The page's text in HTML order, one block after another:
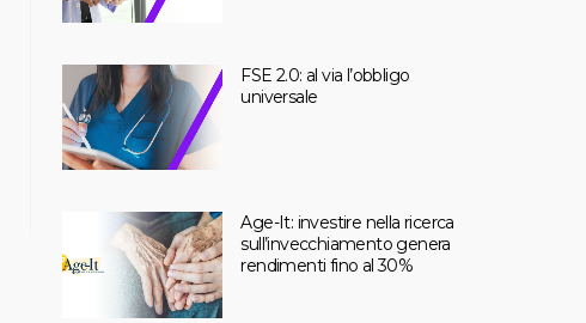
FSE 2.0: al via l’obbligo
universale
Age-It: investire nella ricerca
sull’invecchiamento genera
rendimenti fino al 30%